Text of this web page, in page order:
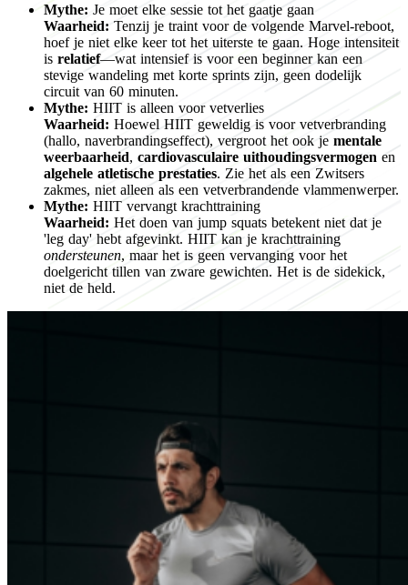
Mythe: Je moet elke sessie tot het gaatje gaan
Waarheid: Tenzij je traint voor de volgende Marvel-reboot,
hoef je niet elke keer tot het uiterste te gaan. Hoge intensiteit
is relatief—wat intensief is voor een beginner kan een
stevige wandeling met korte sprints zijn, geen dodelijk
circuit van 60 minuten.
Mythe: HIIT is alleen voor vetverlies
Waarheid: Hoewel HIIT geweldig is voor vetverbranding
(hallo, naverbrandingseffect), vergroot het ook je mentale
weerbaarheid, cardiovasculaire uithoudingsvermogen en
algehele atletische prestaties. Zie het als een Zwitsers
zakmes, niet alleen als een vetverbrandende vlammenwerper.
Mythe: HIIT vervangt krachttraining
Waarheid: Het doen van jump squats betekent niet dat je
'leg day' hebt afgevinkt. HIIT kan je krachttraining
ondersteunen, maar het is geen vervanging voor het
doelgericht tillen van zware gewichten. Het is de sidekick,
niet de held.